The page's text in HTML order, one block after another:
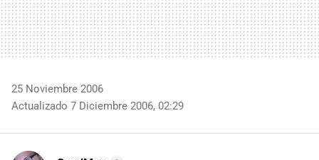
25 Noviembre 2006
Actualizado 7 Diciembre 2006, 02:29